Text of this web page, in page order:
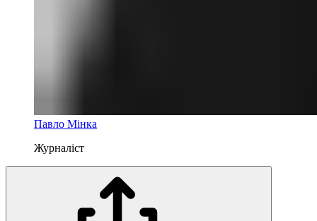
Павло Мінка
Журналіст